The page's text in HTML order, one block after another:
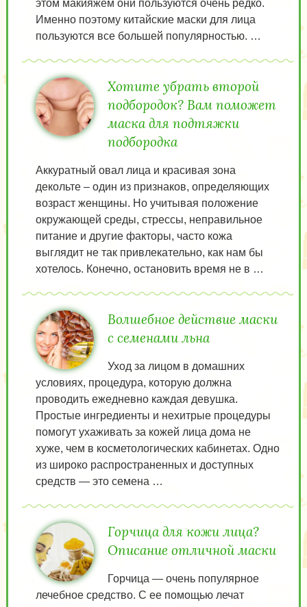
этом макияжем они пользуются очень редко.
Именно поэтому китайские маски для лица
пользуются все большей популярностью. …
Хотите убрать второй
подбородок? Вам поможет
маска для подтяжки
подбородка
Аккуратный овал лица и красивая зона
декольте – один из признаков, определяющих
возраст женщины. Но учитывая положение
окружающей среды, стрессы, неправильное
питание и другие факторы, часто кожа
выглядит не так привлекательно, как нам бы
хотелось. Конечно, остановить время не в …
Волшебное действие маски
с семенами льна
Уход за лицом в домашних
условиях, процедура, которую должна
проводить ежедневно каждая девушка.
Простые ингредиенты и нехитрые процедуры
помогут ухаживать за кожей лица дома не
хуже, чем в косметологических кабинетах. Одно
из широко распространенных и доступных
средств — это семена …
Горчица для кожи лица?
Описание отличной маски
Горчица — очень популярное
лечебное средство. С ее помощью лечат